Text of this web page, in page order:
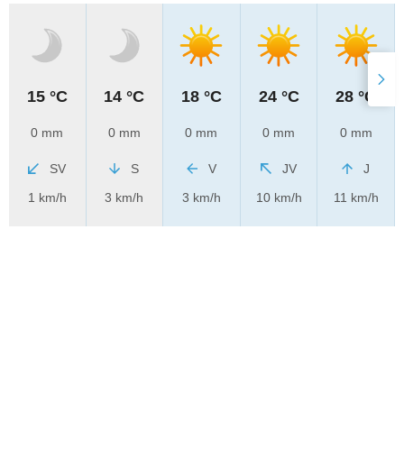
15 °C
0 mm
SV
1 km/h
14 °C
0 mm
S
3 km/h
18 °C
0 mm
V
3 km/h
24 °C
0 mm
JV
10 km/h
28 °C
0 mm
J
11 km/h